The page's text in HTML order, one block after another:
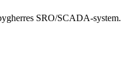
SRO/SCADA-system.